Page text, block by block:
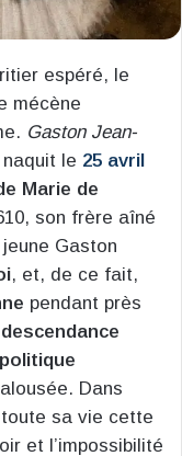
espéré, le
mécène
Gaston Jean-
naquit le 25 avril
Marie de
son frère aîné
Gaston
, et, de ce fait,
pendant près
Dans
toute sa vie cette
et l’impossibilité